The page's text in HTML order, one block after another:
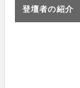
登壇者の紹介